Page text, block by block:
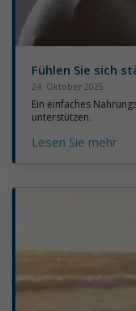
Fühlen Sie sich
24. Oktober 2025
Ein einfaches
unterstützen.
Lesen Sie mehr